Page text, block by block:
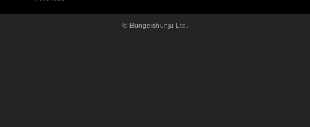
© Bungeishunju Ltd.